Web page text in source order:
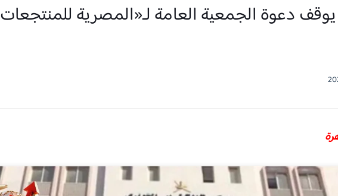
يوقف دعوة الجمعية العامة لـ«المصرية للمنتجعات